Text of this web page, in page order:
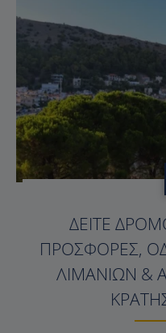
ΔΕΊΤΕ
ΠΡΟΣΦΟΡΈΣ,
ΛΙΜΑΝΙΏΝ &